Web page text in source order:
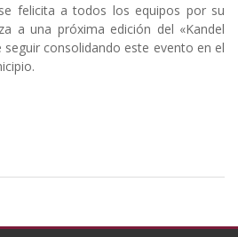
felicita a todos los equipos por su
a una próxima edición del «Kandel
consolidando este evento en el